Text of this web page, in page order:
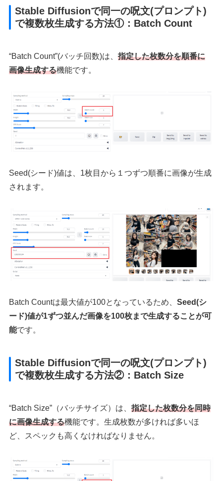
Stable Diffusionで同一の呪文(プロンプト)
で複数枚生成する方法①：Batch Count
“Batch Count”(バッチ回数)は、指定した枚数分を順番に
画像生成する機能です。
Seed(シード)値は、1枚目から１つずつ順番に画像が生成
されます。
Batch Countは最大値が100となっているため、Seed(シ
ード)値が1ずつ並んだ画像を100枚まで生成することが可
能です。
Stable Diffusionで同一の呪文(プロンプト)
で複数枚生成する方法②：Batch Size
“Batch Size”（バッチサイズ）は、指定した枚数分を同時
に画像生成する機能です。生成枚数が多ければ多いほ
ど、スペックも高くなければなりません。